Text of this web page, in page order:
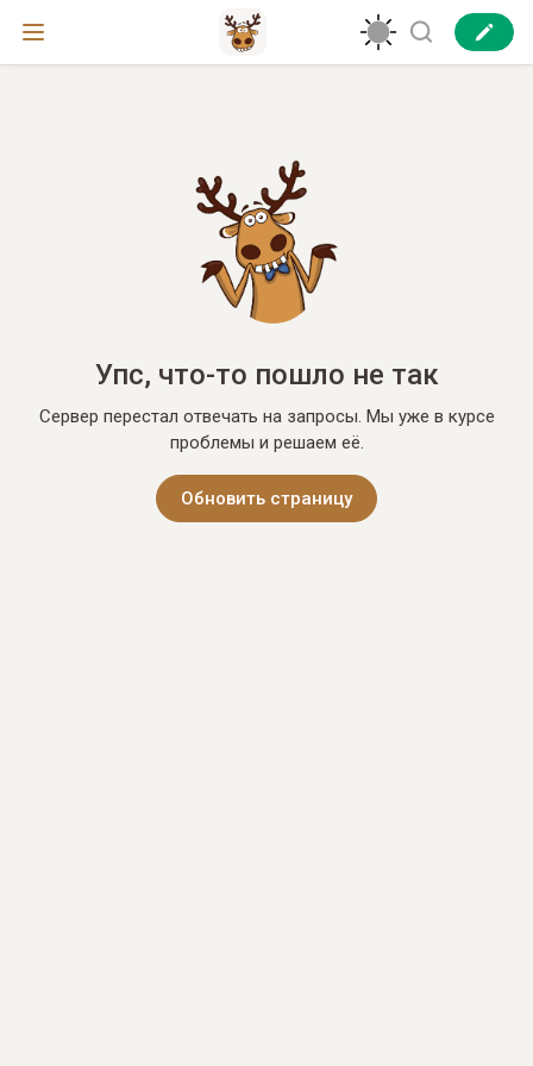
Упс, что-то пошло не так
Сервер перестал отвечать на запросы. Мы уже в курсе
проблемы и решаем её.
Обновить страницу